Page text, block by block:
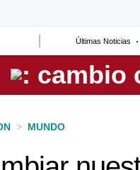
Últimas Noticias
> MUNDO